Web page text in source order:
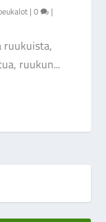
|0 |
ruukuista,
ruukun...